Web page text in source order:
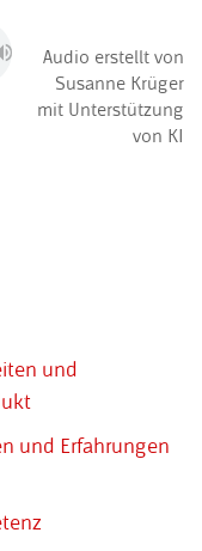
Audio erstellt von
Susanne Krüger
mit Unterstützung
von KI
und
und Erfahrungen